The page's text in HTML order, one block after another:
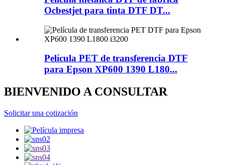
Ocbestjet para tinta DTF DT...
Película PET de transferencia DTF
para Epson XP600 1390 L180...
BIENVENIDO A CONSULTAR
Solicitar una cotización